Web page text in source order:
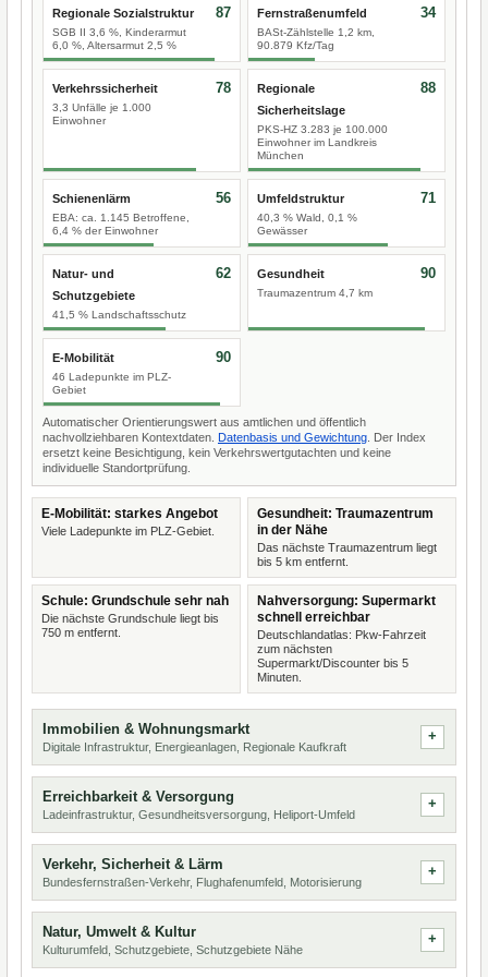
Regionale Sozialstruktur
SGB II 3,6 %, Kinderarmut
6,0 %, Altersarmut 2,5 %
87 Fernstraßenumfeld
BASt-Zählstelle 1,2 km,
90.879 Kfz/Tag
34
Verkehrssicherheit
3,3 Unfälle je 1.000
Einwohner
78
Regionale
Sicherheitslage
PKS-HZ 3.283 je 100.000
Einwohner im Landkreis
München
88
Schienenlärm
EBA: ca. 1.145 Betroffene,
6,4 % der Einwohner
56 Umfeldstruktur
40,3 % Wald, 0,1 %
Gewässer
71
Natur- und
Schutzgebiete
41,5 % Landschaftsschutz
62 Gesundheit
Traumazentrum 4,7 km
90
E-Mobilität
46 Ladepunkte im PLZ-
Gebiet
90
Automatischer Orientierungswert aus amtlichen und öffentlich
nachvollziehbaren Kontextdaten. Datenbasis und Gewichtung . Der Index
ersetzt keine Besichtigung, kein Verkehrswertgutachten und keine
individuelle Standortprüfung.
E-Mobilität: starkes Angebot
Viele Ladepunkte im PLZ-Gebiet.
Gesundheit: Traumazentrum
in der Nähe
Das nächste Traumazentrum liegt
bis 5 km entfernt.
Schule: Grundschule sehr nah
Die nächste Grundschule liegt bis
750 m entfernt.
Nahversorgung: Supermarkt
schnell erreichbar
Deutschlandatlas: Pkw-Fahrzeit
zum nächsten
Supermarkt/Discounter bis 5
Minuten.
Immobilien & Wohnungsmarkt
Digitale Infrastruktur, Energieanlagen, Regionale Kaufkraft
Erreichbarkeit & Versorgung
Ladeinfrastruktur, Gesundheitsversorgung, Heliport-Umfeld
Verkehr, Sicherheit & Lärm
Bundesfernstraßen-Verkehr, Flughafenumfeld, Motorisierung
Natur, Umwelt & Kultur
Kulturumfeld, Schutzgebiete, Schutzgebiete Nähe